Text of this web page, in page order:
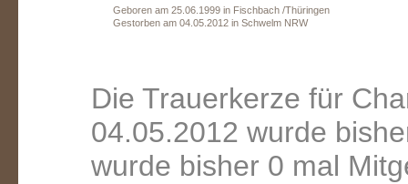
Geboren am 25.06.1999 in Fischbach /Thüringen
Gestorben am 04.05.2012 in Schwelm NRW
Die Trauerkerze für
04.05.2012 wurde
wurde bisher 0 mal